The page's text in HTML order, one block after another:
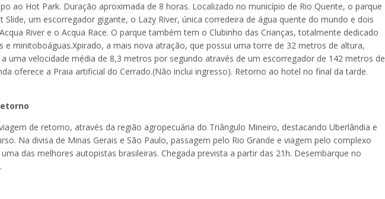
ao Hot Park. Duração aproximada de 8 horas. Localizado no município de Rio Quente, o parque
um escorregador gigante, o Lazy River, única corredeira de água quente do mundo e dois
River e o Acqua Race. O parque também tem o Clubinho das Crianças, totalmente dedicado
e minitoboáguas.Xpirado, a mais nova atração, que possui uma torre de 32 metros de altura,
uma velocidade média de 8,3 metros por segundo através de um escorregador de 142 metros de
oferece a Praia artificial do Cerrado.(Não inclui ingresso). Retorno ao hotel no final da tarde.
de retorno, através da região agropecuária do Triângulo Mineiro, destacando Uberlândia e
Na divisa de Minas Gerais e São Paulo, passagem pelo Rio Grande e viagem pelo complexo
das melhores autopistas brasileiras. Chegada prevista a partir das 21h. Desembarque no